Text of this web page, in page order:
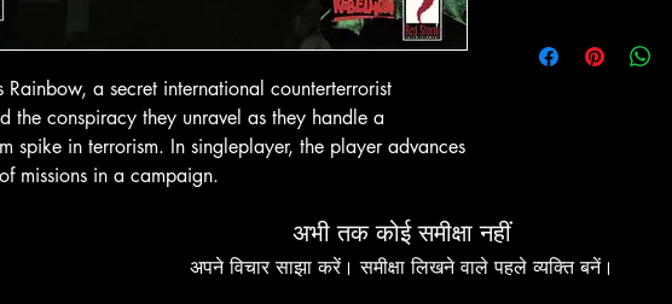
कार्ट
Rainbow, a secret international counterterrorist
the conspiracy they unravel as they handle a
spike in terrorism. In singleplayer, the player advances
missions in a campaign.
अभी तक कोई समीक्षा नहीं
अपने विचार साझा करें। समीक्षा लिखने वाले पहले व्यक्ति बनें।